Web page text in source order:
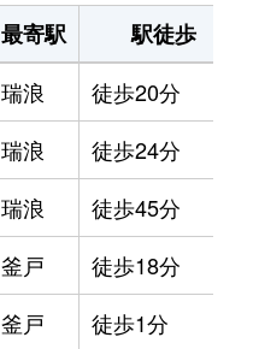
最寄駅
駅徒歩
瑞浪
徒歩20分
瑞浪
徒歩24分
瑞浪
徒歩45分
釜戸
徒歩18分
釜戸
徒歩1分